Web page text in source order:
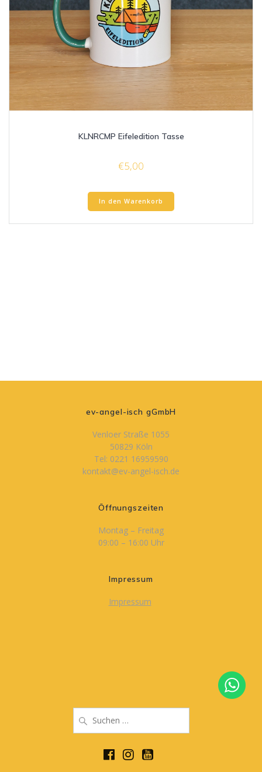
KLNRCMP Eifeledition Tasse
€5,00
In den Warenkorb
ev-angel-isch gGmbH
Venloer Straße 1055
50829 Köln
Tel: 0221 16959590
kontakt@ev-angel-isch.de
Öffnungszeiten
Montag – Freitag
09:00 – 16:00 Uhr
Impressum
Impressum
nach: